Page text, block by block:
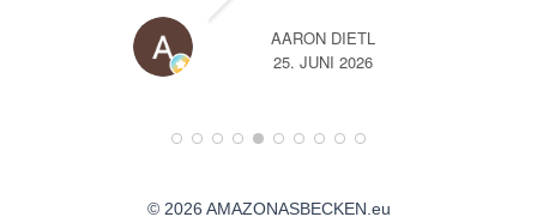
AARON DIETL
25. JUNI 2026
© 2026 AMAZONASBECKEN.eu